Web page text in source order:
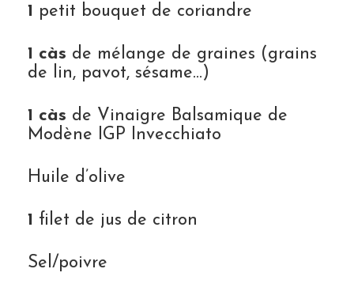
1 petit bouquet de coriandre
1 càs de mélange de graines (grains
de lin, pavot, sésame…)
1 càs de Vinaigre Balsamique de
Modène IGP Invecchiato
Huile d’olive
1 filet de jus de citron
Sel/poivre